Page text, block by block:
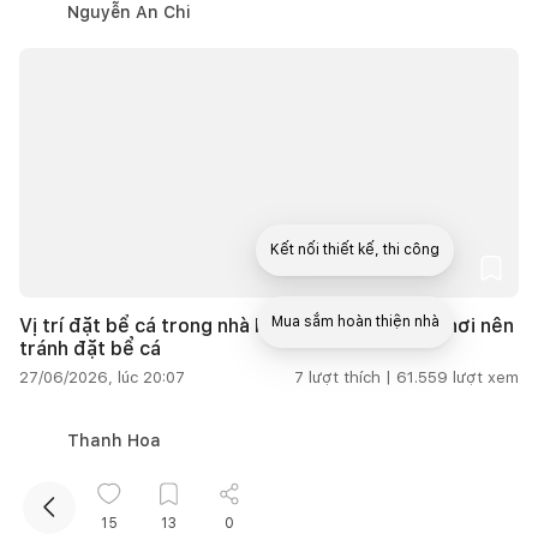
Nguyễn An Chi
Vị trí đặt bể cá trong nhà hợp phong thủy và 7 nơi nên
tránh đặt bể cá
27/06/2026, lúc 20:07 7 lượt thích | 61.559 lượt xem
Thanh Hoa
15 13 0
Kết nối thiết kế, thi công
Mua sắm hoàn thiện nhà